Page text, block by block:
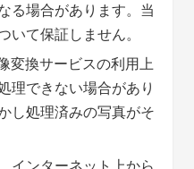
る場合があります。当
いて保証しません。
変換サービスの利用上
理できない場合があり
し処理済みの写真がそ
インターネット上から